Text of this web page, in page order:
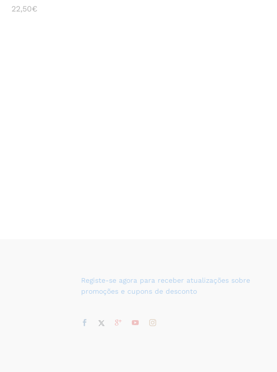
22,50€
22,50€
Registe-se agora para receber atualizações sobre
promoções e cupons de desconto